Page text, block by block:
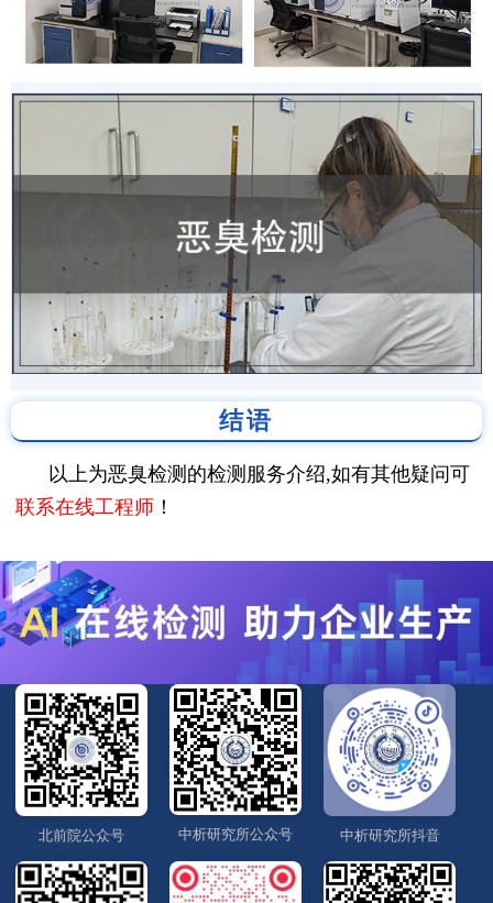
结语
以上为恶臭检测的检测服务介绍,如有其他疑问可
联系在线工程师 ！
北前院公众号 中析研究所公众号 中析研究所抖音